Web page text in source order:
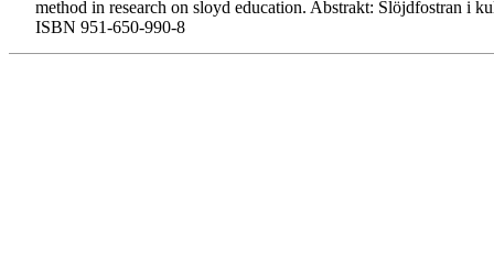
method in research on sloyd education. Abstrakt: Slöjdfostran i
ISBN 951-650-990-8